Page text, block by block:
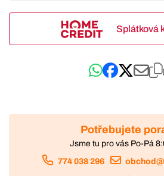
Splátková
Potřebujete
Jsme tu pro vás Po-Pá
774 038 296